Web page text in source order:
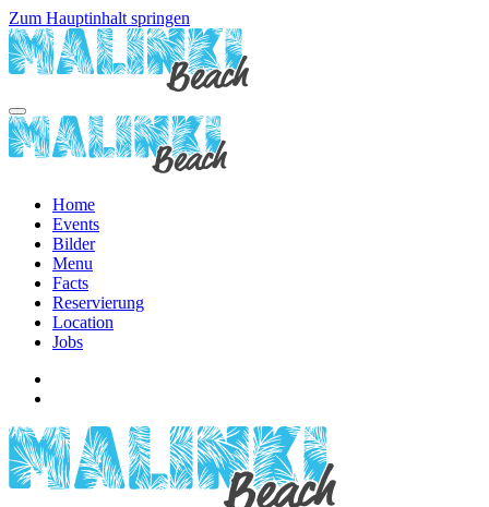
Zum Hauptinhalt springen
Home
Events
Bilder
Menu
Facts
Reservierung
Location
Jobs